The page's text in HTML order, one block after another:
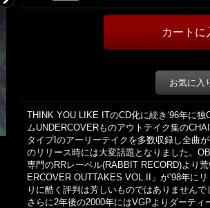
お気に入
THINK YOU LIKE ITのCD化に続き‘96年に
ムUNDERCOVERものアウトテイク集の
タイプIのアーリーテイクを多数収録し全曲
のリリース時には大変話題となりました。
専門のRRレーベル(RABBIT RECORD)より
ERCOVER OUTTAKES VOL.II」が’98年に
りに酷く評判は芳しいものではありませんで
さらに2年後の2000年にはVGPよりダーテ